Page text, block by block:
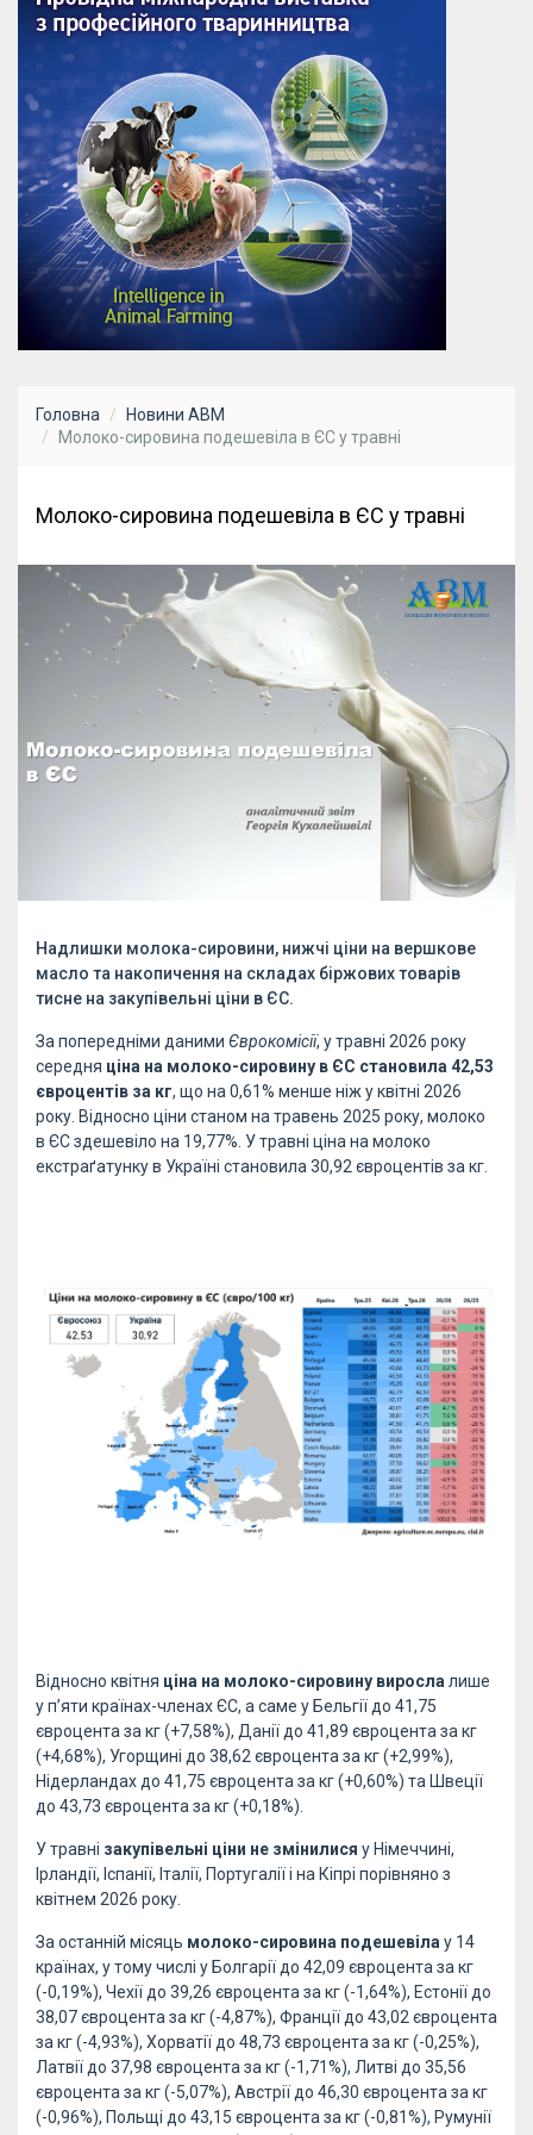
Головна
Новини АВМ
Молоко-сировина подешевіла в ЄС у травні
Молоко-сировина подешевіла в ЄС у травні
Надлишки молока-сировини, нижчі ціни на вершкове
масло та накопичення на складах біржових товарів
тисне на закупівельні ціни в ЄС.
За попередніми даними Єврокомісії, у травні 2026 року
середня ціна на молоко-сировину в ЄС становила 42,53
євроцентів за кг, що на 0,61% менше ніж у квітні 2026
року. Відносно ціни станом на травень 2025 року, молоко
в ЄС здешевіло на 19,77%. У травні ціна на молоко
екстраґатунку в Україні становила 30,92 євроцентів за кг.
Відносно квітня ціна на молоко-сировину виросла лише
у п’яти країнах-членах ЄС, а саме у Бельгії до 41,75
євроцента за кг (+7,58%), Данії до 41,89 євроцента за кг
(+4,68%), Угорщині до 38,62 євроцента за кг (+2,99%),
Нідерландах до 41,75 євроцента за кг (+0,60%) та Швеції
до 43,73 євроцента за кг (+0,18%).
У травні закупівельні ціни не змінилися у Німеччині,
Ірландії, Іспанії, Італії, Португалії і на Кіпрі порівняно з
квітнем 2026 року.
За останній місяць молоко-сировина подешевіла у 14
країнах, у тому числі у Болгарії до 42,09 євроцента за кг
(-0,19%), Чехії до 39,26 євроцента за кг (-1,64%), Естонії до
38,07 євроцента за кг (-4,87%), Франції до 43,02 євроцента
за кг (-4,93%), Хорватії до 48,73 євроцента за кг (-0,25%),
Латвії до 37,98 євроцента за кг (-1,71%), Литві до 35,56
євроцента за кг (-5,07%), Австрії до 46,30 євроцента за кг
(-0,96%), Польщі до 43,15 євроцента за кг (-0,81%), Румунії